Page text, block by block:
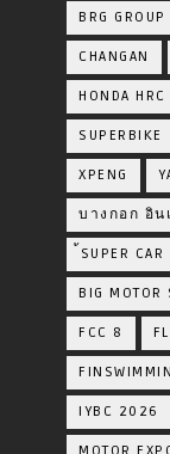
BRG GROUP
CHANGAN
HONDA HRC
SUPERBIKE
XPENG
บางกอก อิน
้SUPER CAR
BIG MOTOR
FCC 8
IYBC 2026